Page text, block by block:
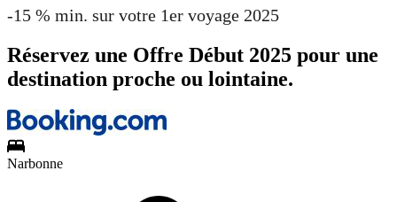
-15 % min. sur votre 1er voyage 2025
Réservez une Offre Début 2025 pour une
destination proche ou lointaine.
Narbonne